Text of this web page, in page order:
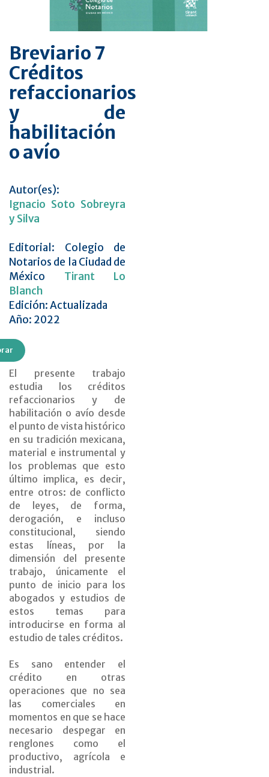
Breviario 7
Créditos
refaccionarios
y de
habilitación
o avío
Autor(es):
Ignacio Soto Sobreyra
y Silva
Editorial: Colegio de
Notarios de la Ciudad de
México Tirant Lo
Blanch
Edición: Actualizada
Año: 2022
El presente trabajo
estudia los créditos
refaccionarios y de
habilitación o avío desde
el punto de vista histórico
en su tradición mexicana,
material e instrumental y
los problemas que esto
último implica, es decir,
entre otros: de conflicto
de leyes, de forma,
derogación, e incluso
constitucional, siendo
estas líneas, por la
dimensión del presente
trabajo, únicamente el
punto de inicio para los
abogados y estudios de
estos temas para
introducirse en forma al
estudio de tales créditos.
Es sano entender el
crédito en otras
operaciones que no sea
las comerciales en
momentos en que se hace
necesario despegar en
renglones como el
productivo, agrícola e
industrial.